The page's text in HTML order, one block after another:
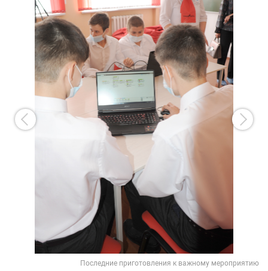
Последние приготовления к важному мероприятию